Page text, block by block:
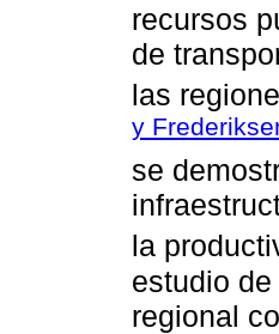
recursos
de
las
y
se
la
estudio
regional